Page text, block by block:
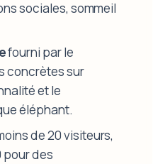
sociales, sommeil
fourni par le
concrètes sur
et le
éléphant.
de 20 visiteurs,
pour des